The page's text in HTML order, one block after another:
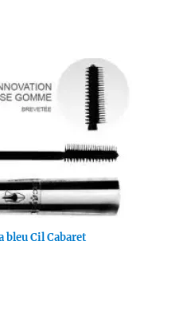
bleu Cil Cabaret